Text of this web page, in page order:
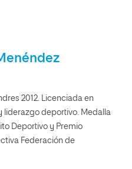
2012. Licenciada en
liderazgo deportivo. Medalla
Deportivo y Premio
Federación de